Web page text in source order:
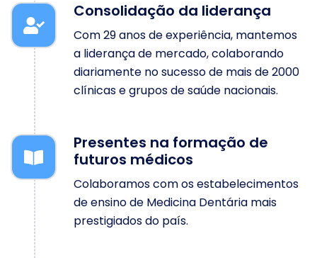
Consolidação da liderança
Com 29 anos de experiência, mantemos
a liderança de mercado, colaborando
diariamente no sucesso de mais de 2000
clínicas e grupos de saúde nacionais.
Presentes na formação de
futuros médicos
Colaboramos com os estabelecimentos
de ensino de Medicina Dentária mais
prestigiados do país.